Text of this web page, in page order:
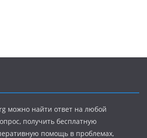
можно найти ответ на любой
получить бесплатную
помощь в проблемах,